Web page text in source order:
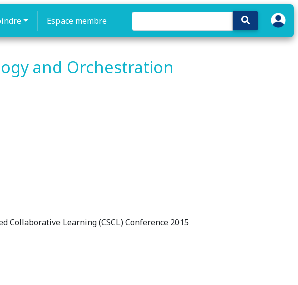
Espace membre
and Orchestration
Learning (CSCL) Conference 2015